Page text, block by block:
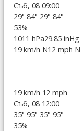
Съб, 08 09:00
29° 84° 29° 84°
53%
1011 hPa29.85 inHg
19 km/h N12 mph N
19 km/h 12 mph
Съб, 08 12:00
35° 95° 35° 95°
35%